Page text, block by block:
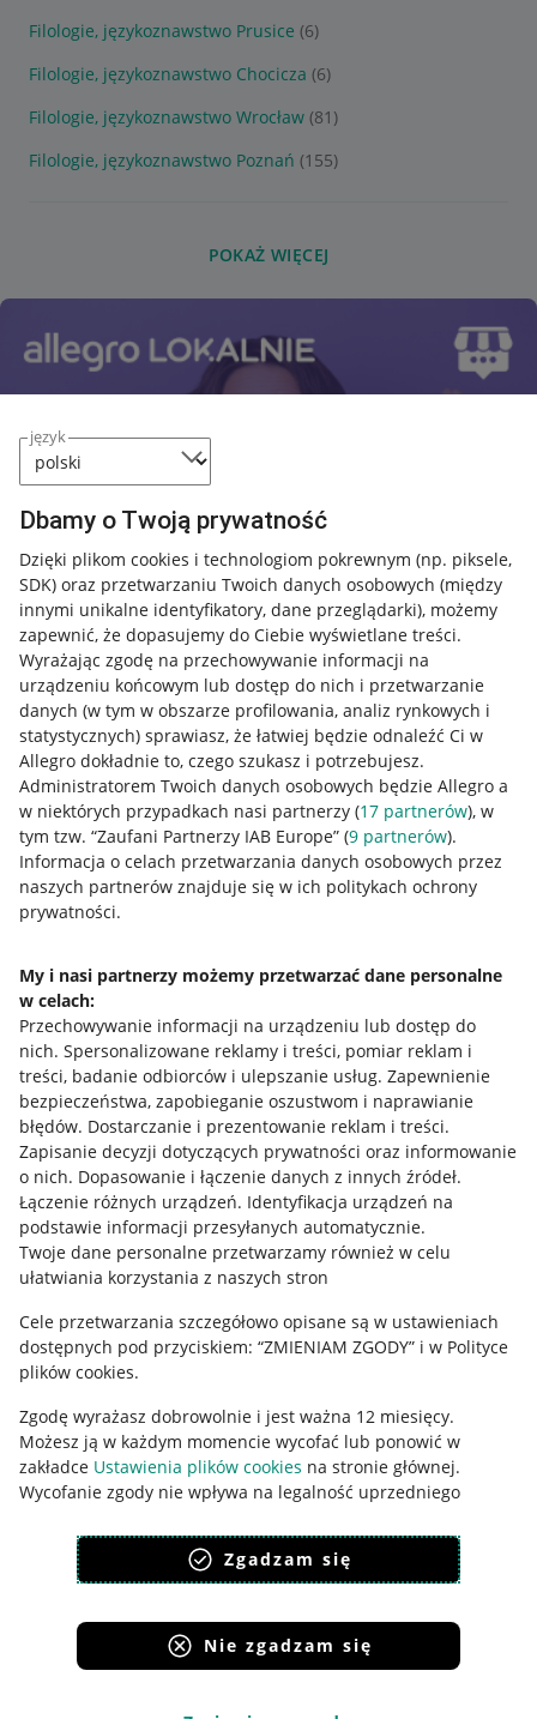
język
Dbamy o Twoją prywatność
Dzięki plikom cookies i technologiom pokrewnym (np. piksele,
SDK) oraz przetwarzaniu Twoich danych osobowych (między
innymi unikalne identyfikatory, dane przeglądarki), możemy
zapewnić, że dopasujemy do Ciebie wyświetlane treści.
Wyrażając zgodę na przechowywanie informacji na
urządzeniu końcowym lub dostęp do nich i przetwarzanie
danych (w tym w obszarze profilowania, analiz rynkowych i
statystycznych) sprawiasz, że łatwiej będzie odnaleźć Ci w
Allegro dokładnie to, czego szukasz i potrzebujesz.
Administratorem Twoich danych osobowych będzie Allegro a
w niektórych przypadkach nasi partnerzy (17 partnerów), w
tym tzw. “Zaufani Partnerzy IAB Europe” (9 partnerów).
Informacja o celach przetwarzania danych osobowych przez
naszych partnerów znajduje się w ich politykach ochrony
prywatności.
My i nasi partnerzy możemy przetwarzać dane personalne
w celach:
Przechowywanie informacji na urządzeniu lub dostęp do
nich. Spersonalizowane reklamy i treści, pomiar reklam i
treści, badanie odbiorców i ulepszanie usług. Zapewnienie
bezpieczeństwa, zapobieganie oszustwom i naprawianie
błędów. Dostarczanie i prezentowanie reklam i treści.
Zapisanie decyzji dotyczących prywatności oraz informowanie
o nich. Dopasowanie i łączenie danych z innych źródeł.
Łączenie różnych urządzeń. Identyfikacja urządzeń na
podstawie informacji przesyłanych automatycznie.
Twoje dane personalne przetwarzamy również w celu
ułatwiania korzystania z naszych stron
Cele przetwarzania szczegółowo opisane są w ustawieniach
dostępnych pod przyciskiem: “ZMIENIAM ZGODY” i w Polityce
plików cookies.
Zgodę wyrażasz dobrowolnie i jest ważna 12 miesięcy.
Możesz ją w każdym momencie wycofać lub ponowić w
zakładce Ustawienia plików cookies na stronie głównej.
Wycofanie zgody nie wpływa na legalność uprzedniego
polityka plików cookies
polityka ochrony prywatności
Zgadzam się
Nie zgadzam się
Filologie, językoznawstwo Prusice (6)
Filologie, językoznawstwo Chocicza (6)
Filologie, językoznawstwo Wrocław (81)
Filologie, językoznawstwo Poznań (155)
POKAŻ WIĘCEJ
Przydatne informacje
Jak to działa
Napisz do nas
Allegro Gadane dla kupujących
Mapa miejscowości
Informacje prawne
Regulamin
Polityka plików "cookies"
Ustawienia plików "cookies"
Udostępnianie lokalizacji
Pobierz aplikację
Korzystanie z serwisu oznacza akceptacjęregulaminu